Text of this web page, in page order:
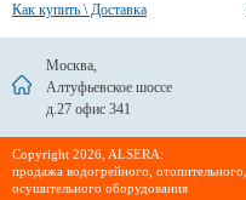
Как купить \ Доставка
Москва,
Алтуфьевское шоссе
д.27 офис 341
Сopyright 2026, ALSERA:
продажа водогрейного, отопительного,
осушительного оборудования